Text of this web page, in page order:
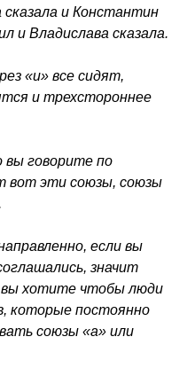
и Константин
и Владислава сказала.
«и» все сидят,
и трехстороннее
вы говорите по
вот эти союзы, союзы
если вы
значит
вы хотите чтобы люди
которые постоянно
союзы «а» или